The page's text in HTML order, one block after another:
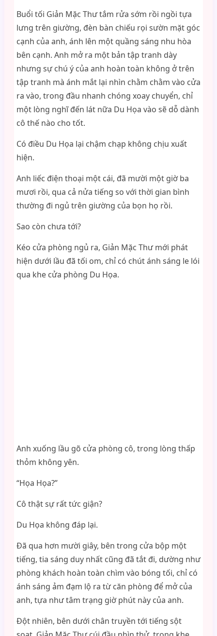
Buổi tối Giản Mặc Thư tắm rửa sớm rồi ngồi tựa
lưng trên giường, đèn bàn chiếu rọi sườn mặt góc
cạnh của anh, ánh lên một quầng sáng nhu hòa
bên cạnh. Anh mở ra một bản tập tranh dày
nhưng sự chú ý của anh hoàn toàn không ở trên
tập tranh mà ánh mắt lại nhìn chằm chằm vào cửa
ra vào, trong đầu nhanh chóng xoay chuyển, chỉ
một lòng nghĩ đến lát nữa Du Họa vào sẽ dỗ dành
cô thế nào cho tốt.
Có điều Du Họa lại chậm chạp không chịu xuất
hiện.
Anh liếc điện thoại một cái, đã mười một giờ ba
mươi rồi, qua cả nửa tiếng so với thời gian bình
thường đi ngủ trên giường của bọn họ rồi.
Sao còn chưa tới?
Kéo cửa phòng ngủ ra, Giản Mặc Thư mới phát
hiện dưới lầu đã tối om, chỉ có chút ánh sáng le lói
qua khe cửa phòng Du Họa.
Anh xuống lầu gõ cửa phòng cô, trong lòng thấp
thỏm không yên.
“Họa Họa?”
Cô thật sự rất tức giận?
Du Họa không đáp lại.
Đã qua hơn mười giây, bên trong cửa bộp một
tiếng, tia sáng duy nhất cũng đã tắt đi, dường như
phòng khách hoàn toàn chìm vào bóng tối, chỉ có
ánh sáng ảm đạm lộ ra từ căn phòng để mở của
anh, tựa như tâm trạng giờ phút này của anh.
Đột nhiên, bên dưới chân truyền tới tiếng sột